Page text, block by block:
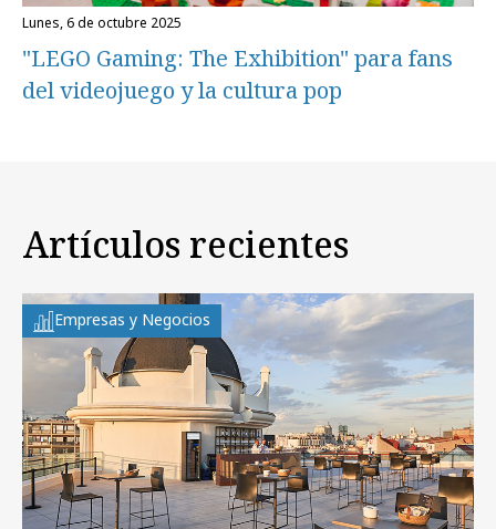
lunes, 6 de octubre 2025
"LEGO Gaming: The Exhibition" para fans
del videojuego y la cultura pop
Artículos recientes
Empresas y Negocios